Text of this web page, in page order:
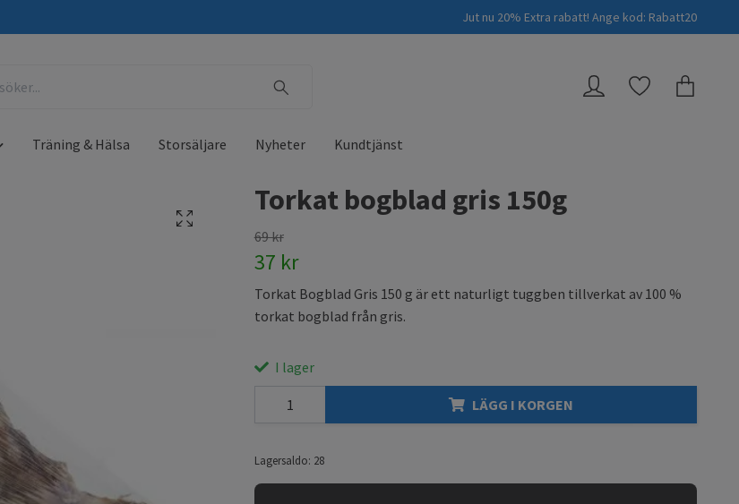
Jut nu 20% Extra rabatt! Ange kod: Rabatt20
Träning & Hälsa Storsäljare Nyheter Kundtjänst
Torkat bogblad gris 150g
69 kr
37 kr
Torkat Bogblad Gris 150 g är ett naturligt tuggben tillverkat av 100 %
torkat bogblad från gris.
I lager
LÄGG I KORGEN
Lagersaldo: 28